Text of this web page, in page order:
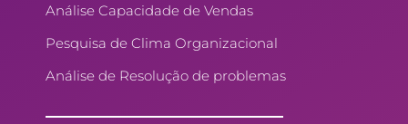
Análise Capacidade de Vendas
Pesquisa de Clima Organizacional
Análise de Resolução de problemas